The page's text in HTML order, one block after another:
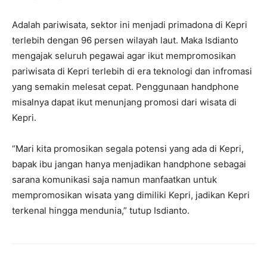
Adalah pariwisata, sektor ini menjadi primadona di Kepri
terlebih dengan 96 persen wilayah laut. Maka Isdianto
mengajak seluruh pegawai agar ikut mempromosikan
pariwisata di Kepri terlebih di era teknologi dan infromasi
yang semakin melesat cepat. Penggunaan handphone
misalnya dapat ikut menunjang promosi dari wisata di
Kepri.
“Mari kita promosikan segala potensi yang ada di Kepri,
bapak ibu jangan hanya menjadikan handphone sebagai
sarana komunikasi saja namun manfaatkan untuk
mempromosikan wisata yang dimiliki Kepri, jadikan Kepri
terkenal hingga mendunia,” tutup Isdianto.